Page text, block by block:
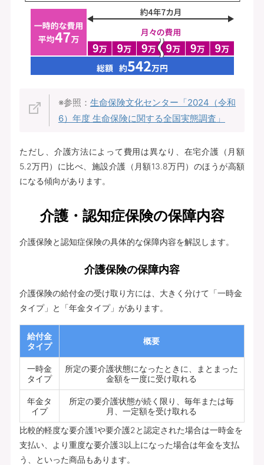
※参照： 生命保険文化センター「2024（令和
6）年度 生命保険に関する全国実態調査」
ただし、介護方法によって費用は異なり、在宅介護（月額
5.2万円）に比べ、施設介護（月額13.8万円）のほうが高額
になる傾向があります。
介護・認知症保険の保障内容
介護保険と認知症保険の具体的な保障内容を解説します。
介護保険の保障内容
介護保険の給付金の受け取り方には、大きく分けて「一時金
タイプ」と「年金タイプ」があります。
給付金
タイプ
概要
一時金
タイプ
所定の要介護状態になったときに、まとまった
金額を一度に受け取れる
年金タ
イプ
所定の要介護状態が続く限り、毎年または毎
月、一定額を受け取れる
比較的軽度な要介護1や要介護2と認定された場合は一時金を
支払い、より重度な要介護3以上になった場合は年金を支払
う、といった商品もあります。